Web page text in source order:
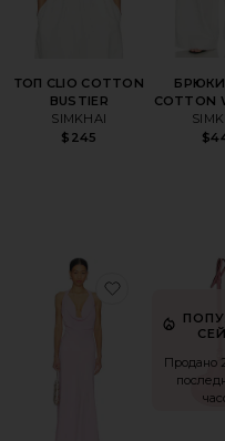
ТОП CLIO COTTON
BUSTIER
SIMKHAI
$245
БРЮКИ
COTTON
Продано